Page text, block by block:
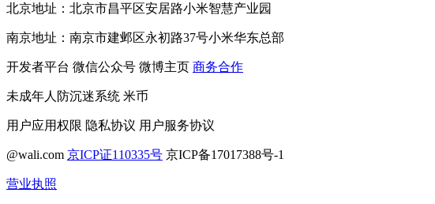
北京地址：北京市昌平区安居路小米智慧产业园
南京地址：南京市建邺区永初路37号小米华东总部
开发者平台 微信公众号 微博主页 商务合作
未成年人防沉迷系统 米币
用户应用权限 隐私协议 用户服务协议
@wali.com 京ICP证110335号 京ICP备17017388号-1
营业执照